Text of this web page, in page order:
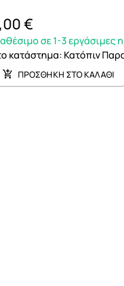
€
σε 1-3 εργάσιμες
κατάστημα: Κατόπιν
ΠΡΟΣΘΗΚΗ ΣΤΟ ΚΑΛΑΘΙ